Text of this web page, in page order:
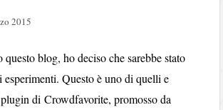
2015
questo blog, ho deciso che sarebbe stato
esperimenti. Questo è uno di quelli e
plugin di Crowdfavorite, promosso da